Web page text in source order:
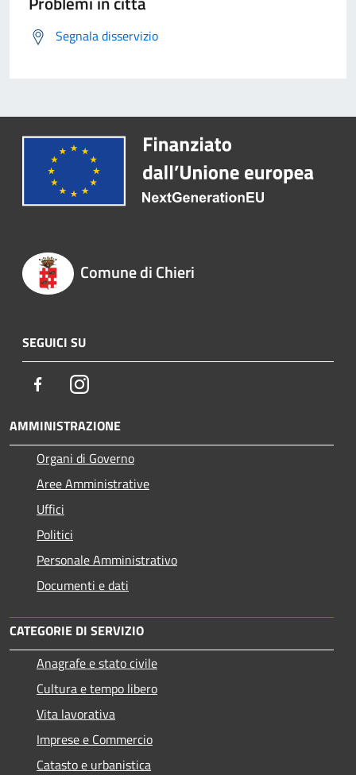
Segnala disservizio
Comune di Chieri
SEGUICI SU
FacebookInstagram
AMMINISTRAZIONE
Organi di Governo
Aree Amministrative
Uffici
Politici
Personale Amministrativo
Documenti e dati
CATEGORIE DI SERVIZIO
Anagrafe e stato civile
Cultura e tempo libero
Vita lavorativa
Imprese e Commercio
Catasto e urbanistica